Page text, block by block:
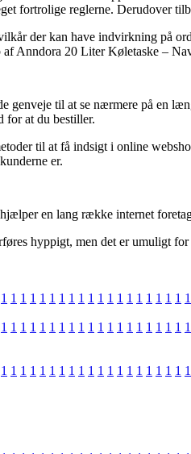
fortrolige reglerne. Derudover
der kan have indvirkning på
Anndora 20 Liter Køletaske –
genveje til at se nærmere på en
at du bestiller.
til at få indsigt i online
er.
en lang række internet
hyppigt, men det er umuligt
1 1 1 1 1 1 1 1 1 1 1 1 1 1 1 1 1 1 1 1
1 1 1 1 1 1 1 1 1 1 1 1 1 1 1 1 1 1 1 1
1 1 1 1 1 1 1 1 1 1 1 1 1 1 1 1 1 1 1 1